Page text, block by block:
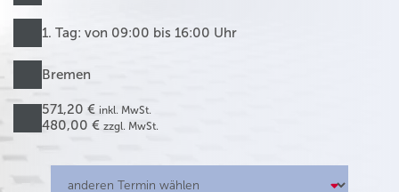
1. Tag: von 09:00 bis 16:00 Uhr
Bremen
571,20 € inkl. MwSt.
480,00 € zzgl. MwSt.